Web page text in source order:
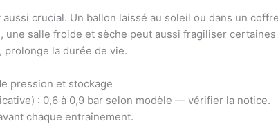
crucial. Un ballon laissé au soleil ou dans un
une salle froide et sèche peut aussi fragiliser
prolonge la durée de vie.
pression et stockage
: 0,6 à 0,9 bar selon modèle — vérifier la notice.
chaque entraînement.